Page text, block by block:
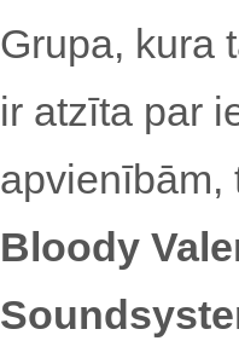
Grupa, kura
ir atzīta par
Bloody